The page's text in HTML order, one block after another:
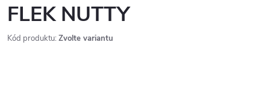
FLEK NUTTY
Kód produktu: Zvolte variantu